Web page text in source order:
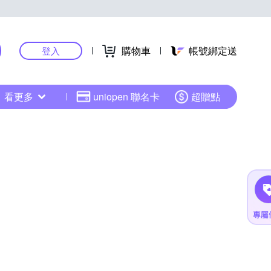
登入 購物車 帳號綁定送
看更多 uniopen 聯名卡 超贈點